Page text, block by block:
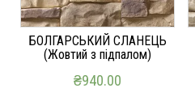
БОЛГАРСЬКИЙ СЛАНЕЦЬ
(Жовтий з підпалом)
₴940.00